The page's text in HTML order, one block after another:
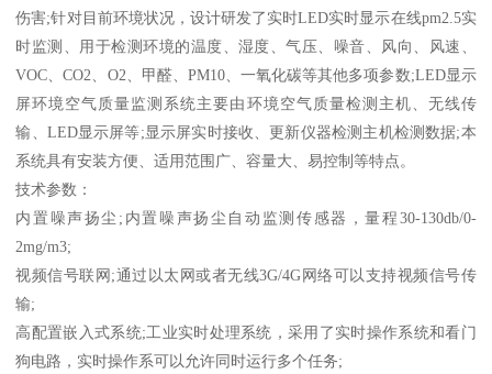
伤害;针对目前环境状况，设计研发了实时LED实时显示在线pm2.5实
时监测、用于检测环境的温度、湿度、气压、噪音、风向、风速、
VOC、CO2、O2、甲醛、PM10、一氧化碳等其他多项参数;LED显示
屏环境空气质量监测系统主要由环境空气质量检测主机、无线传
输、LED显示屏等;显示屏实时接收、更新仪器检测主机检测数据;本
系统具有安装方便、适用范围广、容量大、易控制等特点。
技术参数：
内置噪声扬尘;内置噪声扬尘自动监测传感器，量程30-130db/0-
2mg/m3;
视频信号联网;通过以太网或者无线3G/4G网络可以支持视频信号传
输;
高配置嵌入式系统;工业实时处理系统，采用了实时操作系统和看门
狗电路，实时操作系可以允许同时运行多个任务;